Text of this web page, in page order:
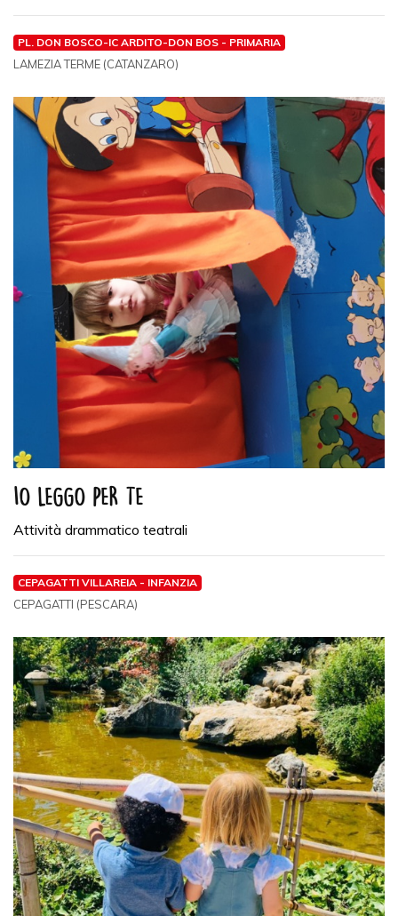
PL. DON BOSCO-IC ARDITO-DON BOS - PRIMARIA
LAMEZIA TERME (CATANZARO)
IO LEGGO PER TE
Attività drammatico teatrali
CEPAGATTI VILLAREIA - INFANZIA
CEPAGATTI (PESCARA)